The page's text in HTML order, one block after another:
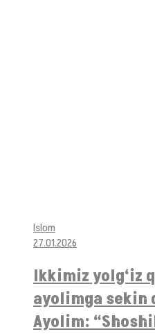
Islom
27.01.2026
Ikkimiz yolg‘iz
ayolimga sekin
Ayolim: